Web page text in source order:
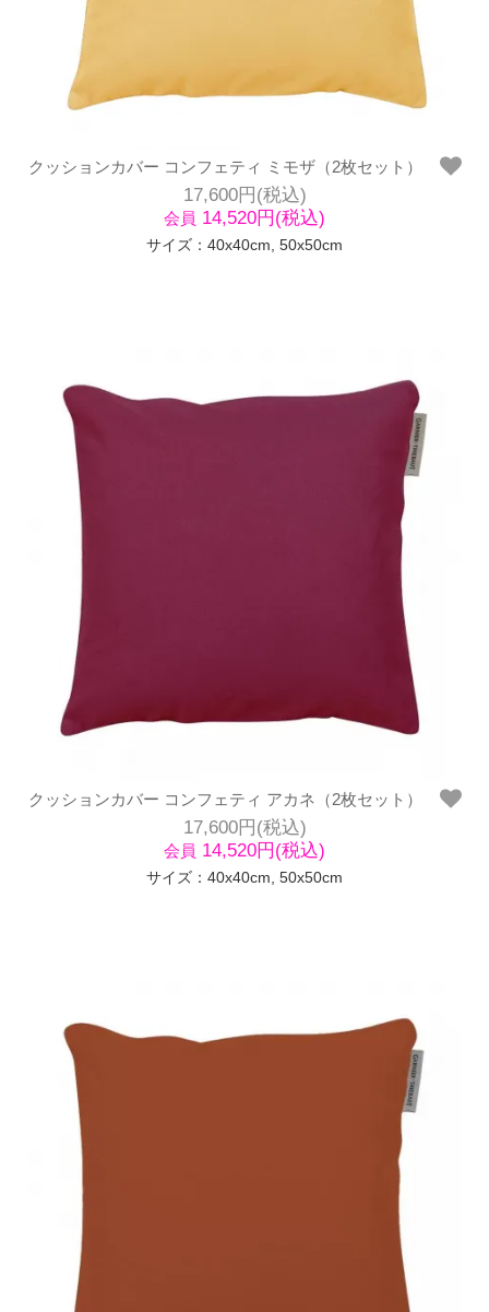
クッションカバー コンフェティ ミモザ（2枚セット）
17,600円(税込)
会員 14,520円(税込)
サイズ：40x40cm, 50x50cm
クッションカバー コンフェティ アカネ（2枚セット）
17,600円(税込)
会員 14,520円(税込)
サイズ：40x40cm, 50x50cm